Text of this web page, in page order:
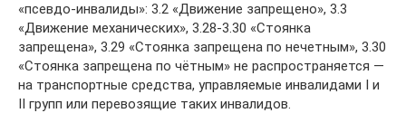
«псевдо-инвалиды»: 3.2 «Движение запрещено», 3.3
«Движение механических», 3.28-3.30 «Стоянка
запрещена», 3.29 «Стоянка запрещена по нечетным», 3.30
«Стоянка запрещена по чётным» не распространяется —
на транспортные средства, управляемые инвалидами I и
II групп или перевозящие таких инвалидов.